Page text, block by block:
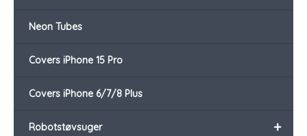
Neon Tubes
Covers iPhone 15 Pro
Covers iPhone 6/7/8 Plus
+
Robotstøvsuger